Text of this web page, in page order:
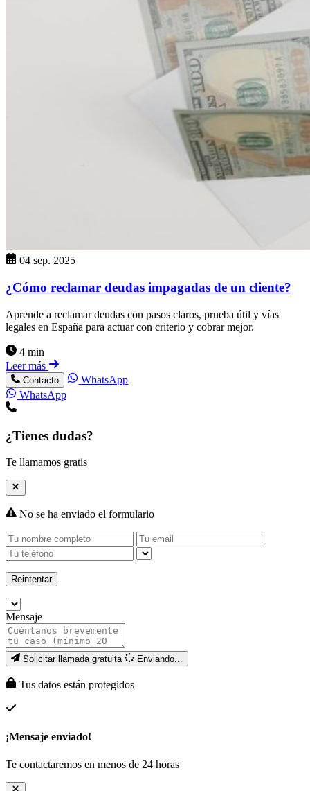
04 sep. 2025
¿Cómo reclamar deudas impagadas de un cliente?
Aprende a reclamar deudas con pasos claros, prueba útil y vías
legales en España para actuar con criterio y cobrar mejor.
4 min
Leer más
Contacto
WhatsApp
WhatsApp
¿Tienes dudas?
Te llamamos gratis
No se ha enviado el formulario
Reintentar
Mensaje
Solicitar llamada gratuita Enviando...
Tus datos están protegidos
¡Mensaje enviado!
Te contactaremos en menos de 24 horas